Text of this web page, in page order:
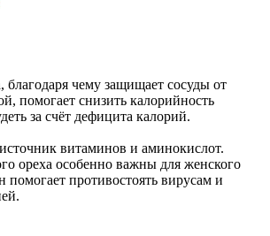
благодаря чему защищает сосуды от
помогает снизить калорийность
за счёт дефицита калорий.
витаминов и аминокислот.
ореха особенно важны для женского
противостоять вирусам и